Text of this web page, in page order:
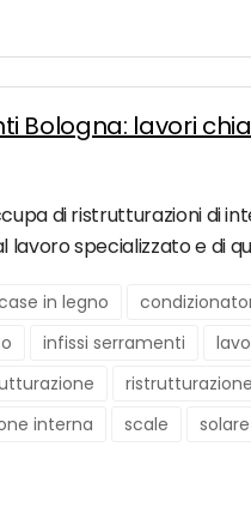
Bologna: lavori
di ristrutturazioni di
specializzato e di
in legno
infissi serramenti
interna scale